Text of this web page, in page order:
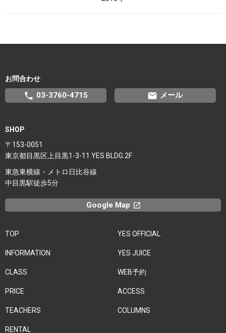
TOP
INFORMATION
CLASS
PRICE
TEACHERS
RENTAL
YES OFFICIAL
YES JUICE
WEB予約
ACCESS
COLUMNS
お問合わせ
phone 03-3760-4715 email メール
SHOP
〒153-0051
東京都目黒区上目黒1-3-11 YES BLDG.2F
東急東横線・メトロ日比谷線
中目黒駅徒歩5分
Google Map launchx